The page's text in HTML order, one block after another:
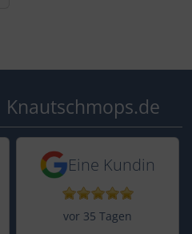
Knautschmops.de
einer Kundin vor
5 von 5 Sternen
Eine Kundin
vor 35 Tagen